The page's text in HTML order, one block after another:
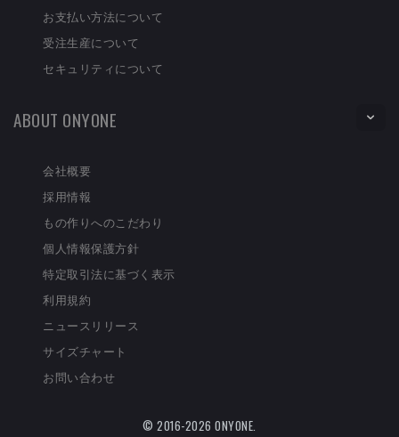
お支払い方法について
受注生産について
セキュリティについて
ABOUT ONYONE
会社概要
採用情報
もの作りへのこだわり
個人情報保護方針
特定取引法に基づく表示
利用規約
ニュースリリース
サイズチャート
お問い合わせ
© 2016-2026 ONYONE.